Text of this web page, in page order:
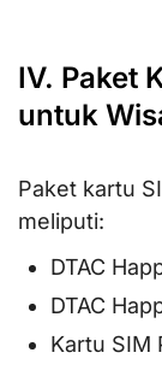
IV. Paket
untuk
Paket kartu
meliputi:
DTAC
DTAC
Kartu SIM